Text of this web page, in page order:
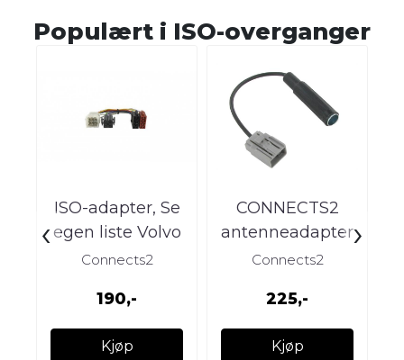
Populært i ISO-overganger
ISO-adapter, Se
egen liste Volvo
(-->1990)
Connects2
190,-
Kjøp
CONNECTS2
antenneadapter
(motsatt!) Volvo
Connects2
225,-
Kjøp
‹ ›